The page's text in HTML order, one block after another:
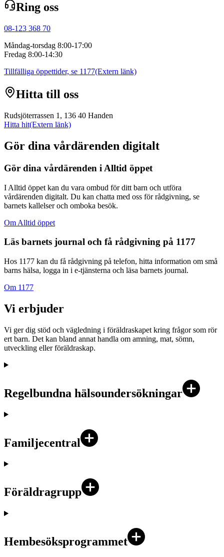
Ring oss
08-123 368 70
Måndag-torsdag 8:00-17:00
Fredag 8:00-14:30
Tillfälliga öppettider, se 1177(Extern länk)
Hitta till oss
Rudsjöterrassen 1, 136 40 Handen
Hitta hit(Extern länk)
Gör dina vårdärenden digitalt
Gör dina vårdärenden i Alltid öppet
I Alltid öppet kan du vara ombud för ditt barn och utföra
vårdärenden digitalt. Du kan chatta med oss för rådgivning, se
barnets kallelser och omboka besök.
Om Alltid öppet
Läs barnets journal och få rådgivning på 1177
Hos 1177 kan du få rådgivning på telefon, hitta information om små
barns hälsa, logga in i e-tjänsterna och läsa barnets journal.
Om 1177
Vi erbjuder
Vi ger dig stöd och vägledning i föräldraskapet kring frågor som rör
ert barn. Det kan bland annat handla om amning, mat, sömn,
utveckling eller föräldraskap.
Regelbundna hälsoundersökningar
Familjecentral
Föräldragrupp
Hembesöksprogrammet